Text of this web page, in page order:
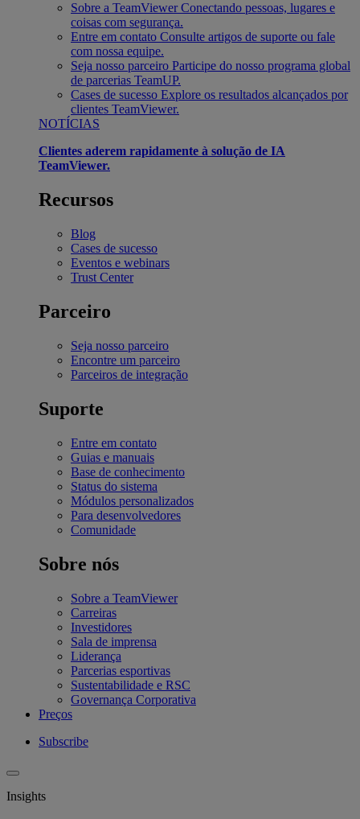
Sobre a TeamViewer Conectando pessoas, lugares e
coisas com segurança.
Entre em contato Consulte artigos de suporte ou fale
com nossa equipe.
Seja nosso parceiro Participe do nosso programa global
de parcerias TeamUP.
Cases de sucesso Explore os resultados alcançados por
clientes TeamViewer.
NOTÍCIAS
Clientes aderem rapidamente à solução de IA
TeamViewer.
Recursos
Blog
Cases de sucesso
Eventos e webinars
Trust Center
Parceiro
Seja nosso parceiro
Encontre um parceiro
Parceiros de integração
Suporte
Entre em contato
Guias e manuais
Base de conhecimento
Status do sistema
Módulos personalizados
Para desenvolvedores
Comunidade
Sobre nós
Sobre a TeamViewer
Carreiras
Investidores
Sala de imprensa
Liderança
Parcerias esportivas
Sustentabilidade e RSC
Governança Corporativa
Preços
Subscribe
Insights